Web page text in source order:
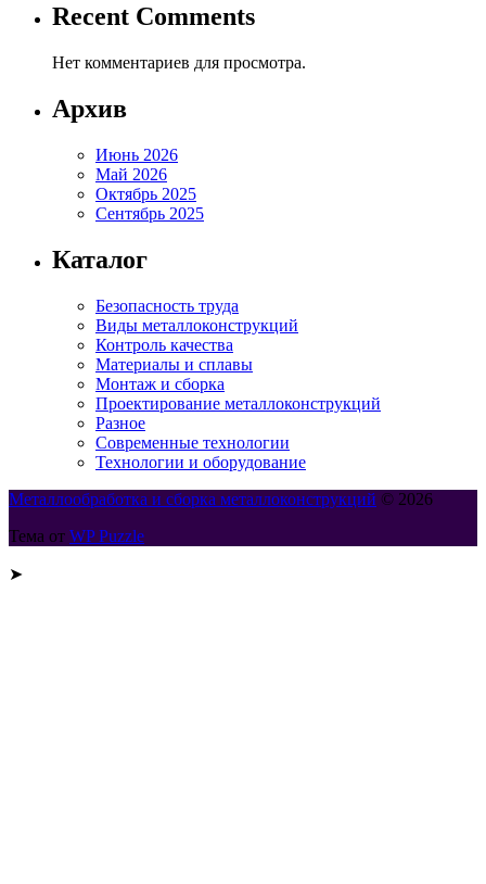
Recent Comments
Нет комментариев для просмотра.
Архив
Июнь 2026
Май 2026
Октябрь 2025
Сентябрь 2025
Каталог
Безопасность труда
Виды металлоконструкций
Контроль качества
Материалы и сплавы
Монтаж и сборка
Проектирование металлоконструкций
Разное
Современные технологии
Технологии и оборудование
Металлообработка и сборка металлоконструкций © 2026
Тема от WP Puzzle
➤